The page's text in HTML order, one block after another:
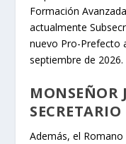
Formación
actualmente
nuevo Pro-Prefecto
septiembre de 2026.
MONSEÑOR
SECRETARIO
Además, el